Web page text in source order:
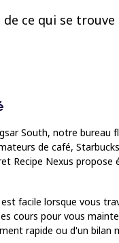
ce qui se trouve
South, notre
de café,
Recipe Nexus
facile lorsque vous
cours pour vous
rapide ou d'un